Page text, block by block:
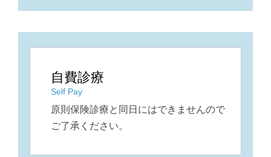
自費診療
Self Pay
原則保険診療と同日にはできませんので
ご了承ください。